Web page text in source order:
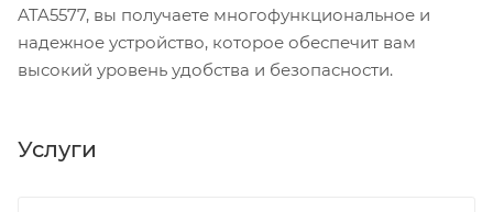
ATA5577, вы получаете многофункциональное и
надежное устройство, которое обеспечит вам
высокий уровень удобства и безопасности.
Услуги